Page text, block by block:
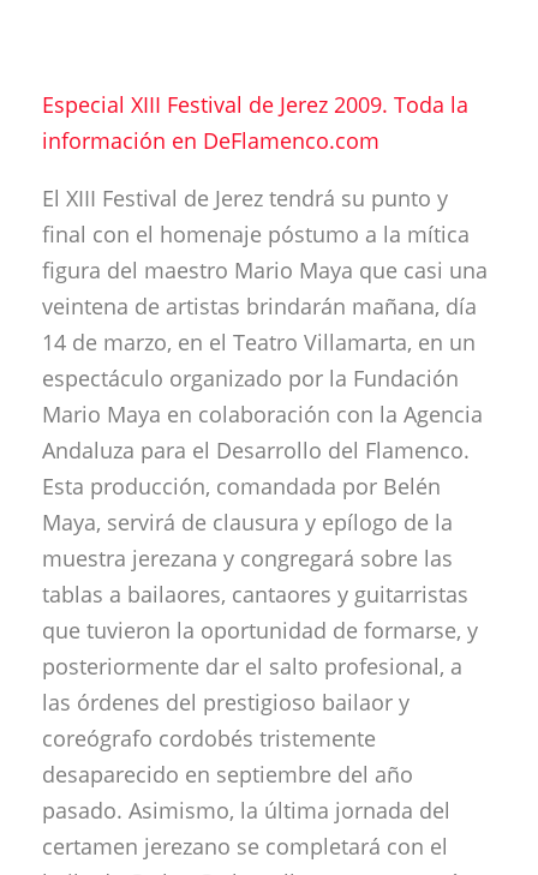
Especial XIII Festival de Jerez 2009. Toda la
información en DeFlamenco.com
El XIII Festival de Jerez tendrá su punto y
final con el homenaje póstumo a la mítica
figura del maestro Mario Maya que casi una
veintena de artistas brindarán mañana, día
14 de marzo, en el Teatro Villamarta, en un
espectáculo organizado por la Fundación
Mario Maya en colaboración con la Agencia
Andaluza para el Desarrollo del Flamenco.
Esta producción, comandada por Belén
Maya, servirá de clausura y epílogo de la
muestra jerezana y congregará sobre las
tablas a bailaores, cantaores y guitarristas
que tuvieron la oportunidad de formarse, y
posteriormente dar el salto profesional, a
las órdenes del prestigioso bailaor y
coreógrafo cordobés tristemente
desaparecido en septiembre del año
pasado. Asimismo, la última jornada del
certamen jerezano se completará con el